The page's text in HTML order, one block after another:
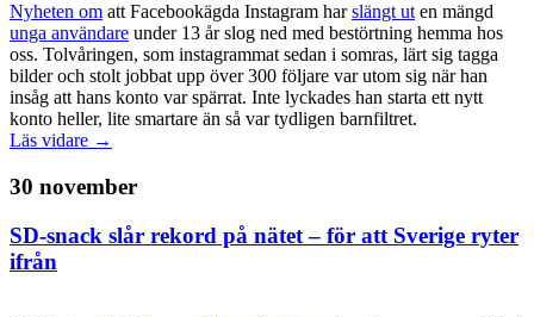
Nyheten om att Facebookägda Instagram harslängt ut en mängd
unga användare under 13 år slog ned med bestörtning hemma hos
oss. Tolvåringen, som instagrammat sedan i somras, lärt sig tagga
bilder och stolt jobbat upp över 300 följare var utom sig när han
insåg att hans konto var spärrat. Inte lyckades han starta ett nytt
konto heller, lite smartare än så var tydligen barnfiltret.
Läs vidare →
30 november
SD-snack slår rekord på nätet – för att Sverige ryter
ifrån